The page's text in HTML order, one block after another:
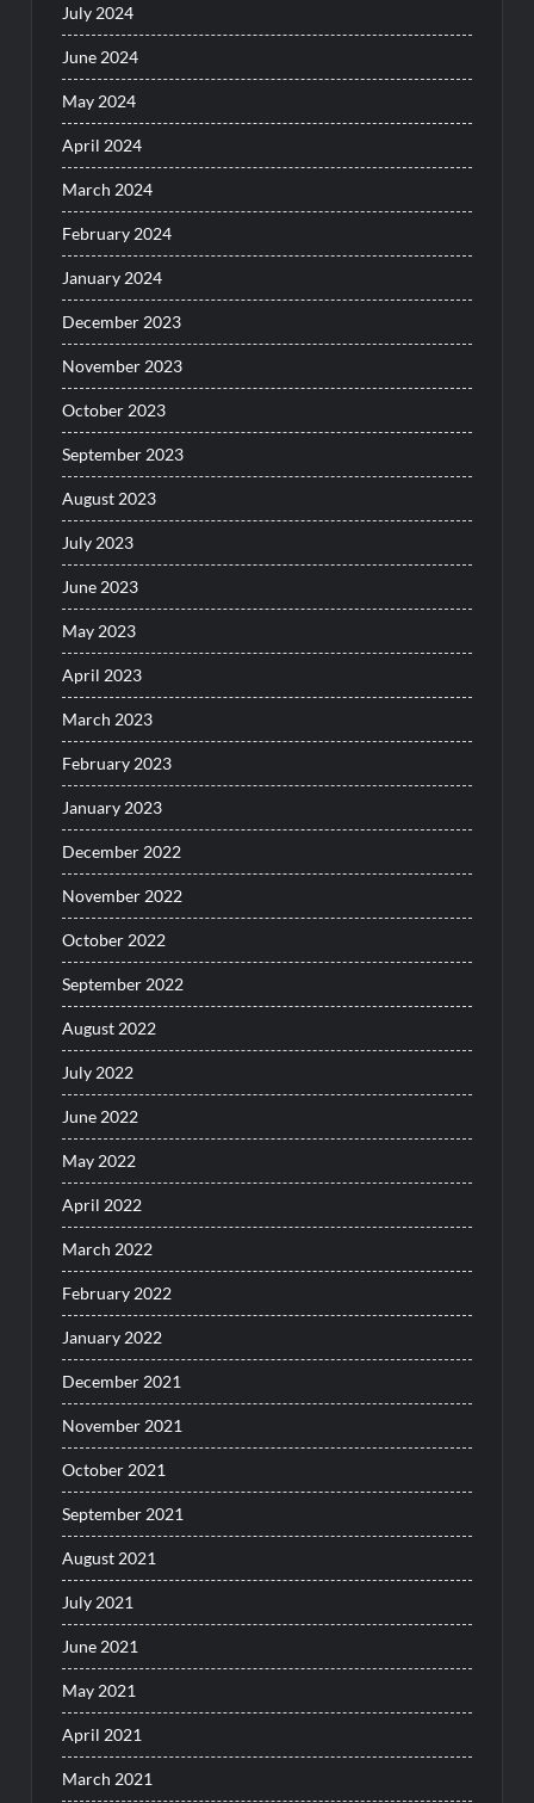
July 2024
June 2024
May 2024
April 2024
March 2024
February 2024
January 2024
December 2023
November 2023
October 2023
September 2023
August 2023
July 2023
June 2023
May 2023
April 2023
March 2023
February 2023
January 2023
December 2022
November 2022
October 2022
September 2022
August 2022
July 2022
June 2022
May 2022
April 2022
March 2022
February 2022
January 2022
December 2021
November 2021
October 2021
September 2021
August 2021
July 2021
June 2021
May 2021
April 2021
March 2021